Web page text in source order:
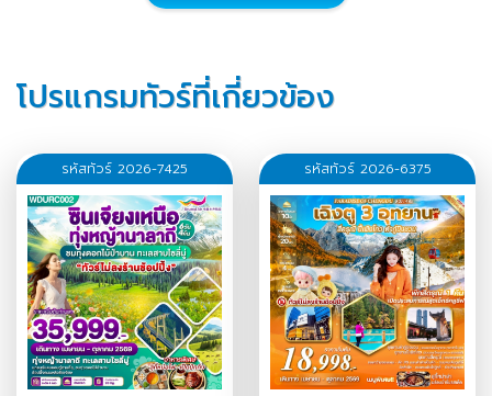
โปรแกรมทัวร์ที่เกี่ยวข้อง
รหัสทัวร์ 2026-7425 รหัสทัวร์ 2026-6375